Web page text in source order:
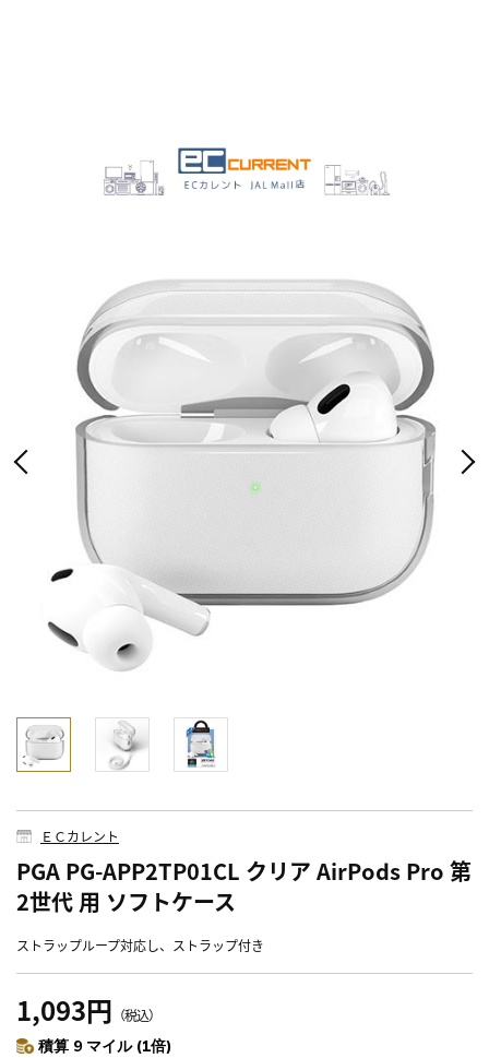
ＥＣカレント
PGA PG-APP2TP01CL クリア AirPods Pro 第
2世代 用 ソフトケース
ストラップループ対応し、ストラップ付き
1,093円 （税込）
積算 9 マイル (1倍)